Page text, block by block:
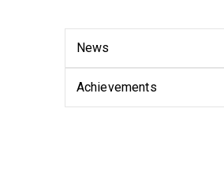
News
Achievements